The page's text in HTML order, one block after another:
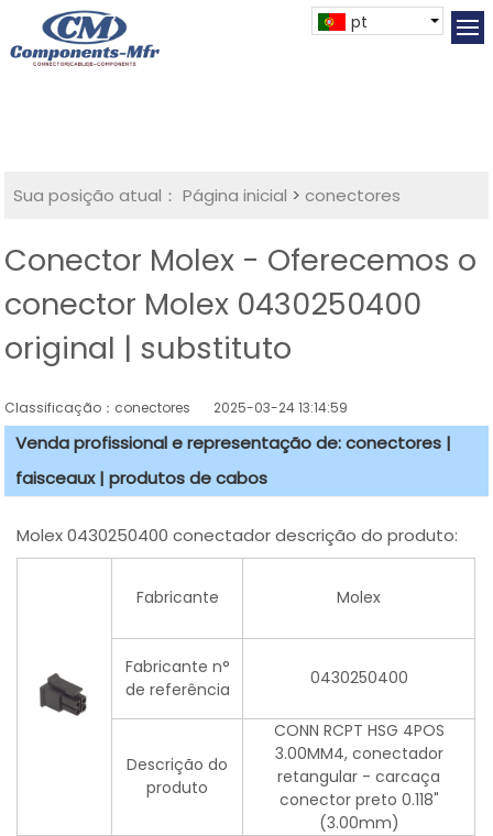
pt
Sua posição atual： Página inicial >conectores
Conector Molex - Oferecemos o
conector Molex 0430250400
original | substituto
Classificação：conectores 2025-03-24 13:14:59
Venda profissional e representação de: conectores |
faisceaux | produtos de cabos
Molex 0430250400 conectador descrição do produto:
Fabricante Molex
Fabricante n°
de referência
0430250400
Descrição do
produto
CONN RCPT HSG 4POS
3.00MM4, conectador
retangular - carcaça
conector preto 0.118"
(3.00mm)